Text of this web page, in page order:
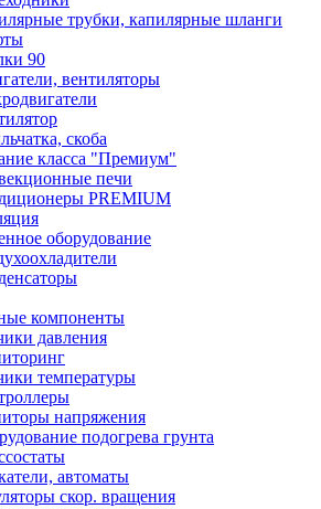
трубки, капилярные шланги
90
вентиляторы
скоба
класса "Премиум"
печи
PREMIUM
оборудование
компоненты
давления
температуры
напряжения
подогрева грунта
автоматы
скор. вращения